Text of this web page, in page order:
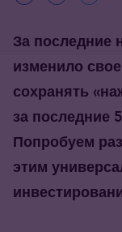
За последние
изменило
сохранять
за последние
Попробуем
этим